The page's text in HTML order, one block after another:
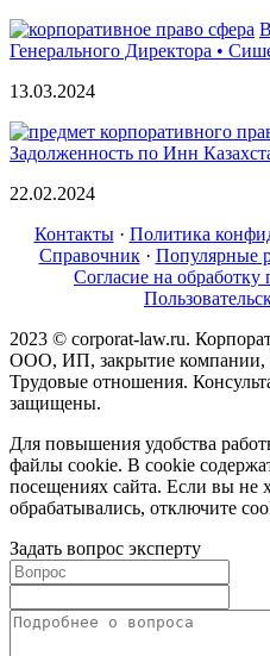
Генерального Директора •
13.03.2024
Задолженность по Инн
22.02.2024
Контакты· Политика
Справочник· Популярные
Согласие на
2023 © corporat-law.ru.
ООО, ИП, закрытие компании,
Трудовые отношения.
защищены.
Для повышения удобства
файлы cookie. В cookie
посещениях сайта. Если вы не
обрабатывались, отключите
Задать вопрос эксперту